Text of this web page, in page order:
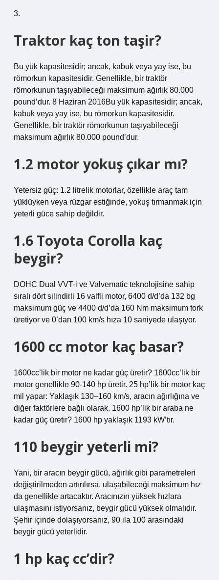
3.
Traktor kaç ton taşir?
Bu yük kapasitesidir; ancak, kabuk veya yay ise, bu
römorkun kapasitesidir. Genellikle, bir traktör
römorkunun taşıyabileceği maksimum ağırlık 80.000
pound’dur. 8 Haziran 2016Bu yük kapasitesidir; ancak,
kabuk veya yay ise, bu römorkun kapasitesidir.
Genellikle, bir traktör römorkunun taşıyabileceği
maksimum ağırlık 80.000 pound’dur.
1.2 motor yokuş çıkar mı?
Yetersiz güç: 1.2 litrelik motorlar, özellikle araç tam
yüklüyken veya rüzgar estiğinde, yokuş tırmanmak için
yeterli güce sahip değildir.
1.6 Toyota Corolla kaç
beygir?
DOHC Dual VVT-i ve Valvematic teknolojisine sahip
sıralı dört silindirli 16 valfli motor, 6400 d/d’da 132 bg
maksimum güç ve 4400 d/d’da 160 Nm maksimum tork
üretiyor ve 0’dan 100 km/s hıza 10 saniyede ulaşıyor.
1600 cc motor kaç basar?
1600cc’lik bir motor ne kadar güç üretir? 1600cc’lik bir
motor genellikle 90-140 hp üretir. 25 hp’lik bir motor kaç
mil yapar: Yaklaşık 130–160 km/s, aracın ağırlığına ve
diğer faktörlere bağlı olarak. 1600 hp’lik bir araba ne
kadar güç üretir? 1600 hp yaklaşık 1193 kW’tır.
110 beygir yeterli mi?
Yani, bir aracın beygir gücü, ağırlık gibi parametreleri
değiştirilmeden artırılırsa, ulaşabileceği maksimum hız
da genellikle artacaktır. Aracınızın yüksek hızlara
ulaşmasını istiyorsanız, beygir gücü yüksek olmalıdır.
Şehir içinde dolaşıyorsanız, 90 ila 100 arasındaki
beygir gücü yeterlidir.
1 hp kaç cc’dir?